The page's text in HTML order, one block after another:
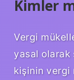
Kimler
Vergi
yasal olarak
kişinin vergi